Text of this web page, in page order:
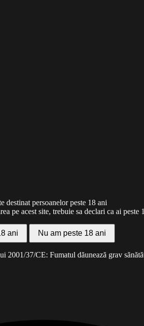
destinat persoanelor peste 18 ani
pe acest site, trebuie sa declari ca ai peste
ani Nu am peste 18 ani
2001/37/CE: Fumatul dăunează grav